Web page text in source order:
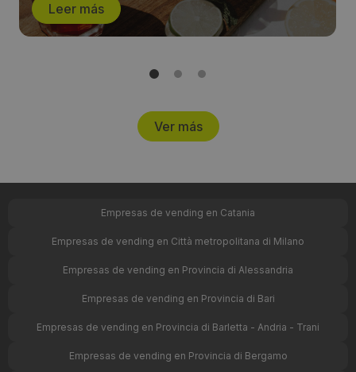
Leer más
Ver más
Empresas de vending en Catania
Empresas de vending en Città metropolitana di Milano
Empresas de vending en Provincia di Alessandria
Empresas de vending en Provincia di Bari
Empresas de vending en Provincia di Barletta - Andria - Trani
Empresas de vending en Provincia di Bergamo